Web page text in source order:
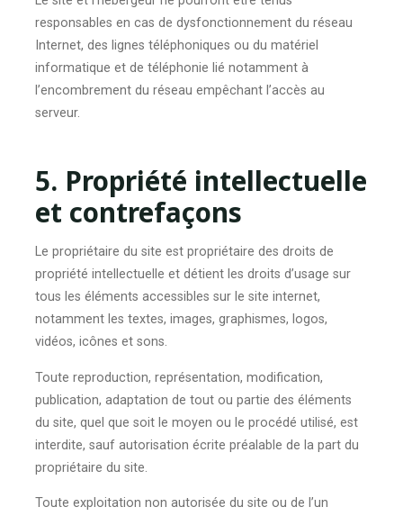
responsables en cas de dysfonctionnement du réseau
Internet, des lignes téléphoniques ou du matériel
informatique et de téléphonie lié notamment à
l’encombrement du réseau empêchant l’accès au
serveur.
5. Propriété intellectuelle
et contrefaçons
Le propriétaire du site est propriétaire des droits de
propriété intellectuelle et détient les droits d’usage sur
tous les éléments accessibles sur le site internet,
notamment les textes, images, graphismes, logos,
vidéos, icônes et sons.
Toute reproduction, représentation, modification,
publication, adaptation de tout ou partie des éléments
du site, quel que soit le moyen ou le procédé utilisé, est
interdite, sauf autorisation écrite préalable de la part du
propriétaire du site.
Toute exploitation non autorisée du site ou de l’un